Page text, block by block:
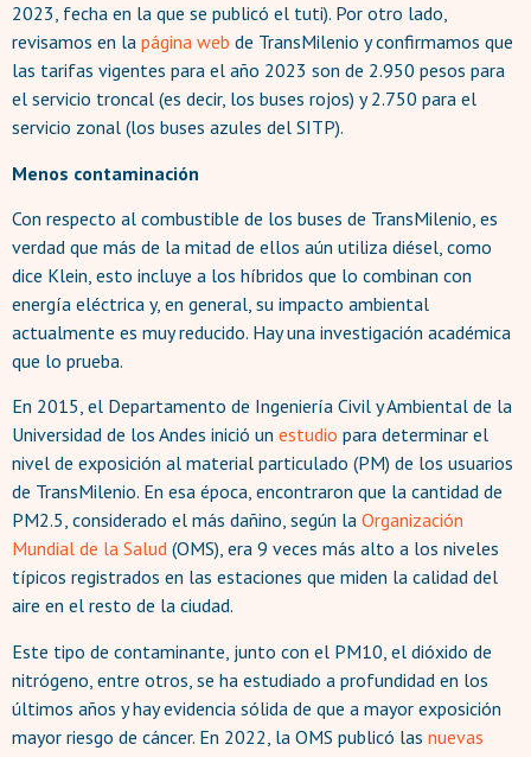
2023, fecha en la que se publicó el tuti). Por otro lado,
revisamos en la página web de TransMilenio y confirmamos que
las tarifas vigentes para el año 2023 son de 2.950 pesos para
el servicio troncal (es decir, los buses rojos) y 2.750 para el
servicio zonal (los buses azules del SITP).
Menos contaminación
Con respecto al combustible de los buses de TransMilenio, es
verdad que más de la mitad de ellos aún utiliza diésel, como
dice Klein, esto incluye a los híbridos que lo combinan con
energía eléctrica y, en general, su impacto ambiental
actualmente es muy reducido. Hay una investigación académica
que lo prueba.
En 2015, el Departamento de Ingeniería Civil y Ambiental de la
Universidad de los Andes inició un estudio para determinar el
nivel de exposición al material particulado (PM) de los usuarios
de TransMilenio. En esa época, encontraron que la cantidad de
PM2.5, considerado el más dañino, según la Organización
Mundial de la Salud (OMS), era 9 veces más alto a los niveles
típicos registrados en las estaciones que miden la calidad del
aire en el resto de la ciudad.
Este tipo de contaminante, junto con el PM10, el dióxido de
nitrógeno, entre otros, se ha estudiado a profundidad en los
últimos años y hay evidencia sólida de que a mayor exposición
mayor riesgo de cáncer. En 2022, la OMS publicó las nuevas